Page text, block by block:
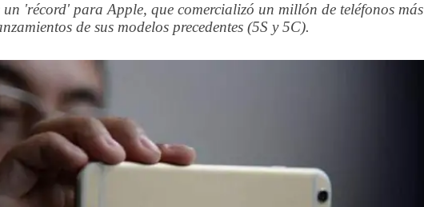
un 'récord' para Apple, que comercializó un millón de teléfonos más
de sus modelos precedentes (5S y 5C).